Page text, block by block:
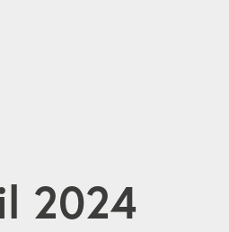
2024